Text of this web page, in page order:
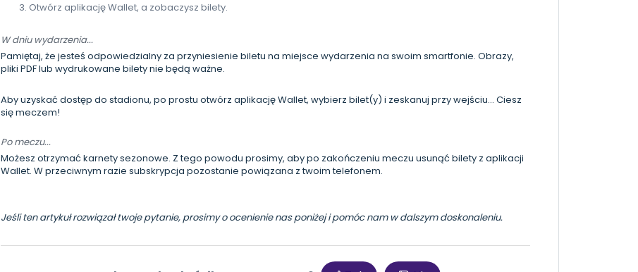
Otwórz aplikację Wallet, a zobaczysz bilety.
W dniu wydarzenia...
Pamiętaj, że jesteś odpowiedzialny za przyniesienie biletu na miejsce wydarzenia na swoim smartfonie. Obrazy,
pliki PDF lub wydrukowane bilety nie będą ważne.
Aby uzyskać dostęp do stadionu, po prostu otwórz aplikację Wallet, wybierz bilet(y) i zeskanuj przy wejściu... Ciesz
się meczem!
Po meczu...
Możesz otrzymać karnety sezonowe. Z tego powodu prosimy, aby po zakończeniu meczu usunąć bilety z aplikacji
Wallet. W przeciwnym razie subskrypcja pozostanie powiązana z twoim telefonem.
Jeśli ten artykuł rozwiązał twoje pytanie, prosimy o ocenienie nas poniżej i pomóc nam w dalszym doskonaleniu.